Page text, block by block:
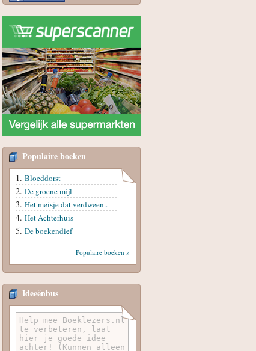
Populaire boeken
Bloeddorst
De groene mijl
Het meisje dat verdween..
Het Achterhuis
De boekendief
Populaire boeken »
Ideeënbus